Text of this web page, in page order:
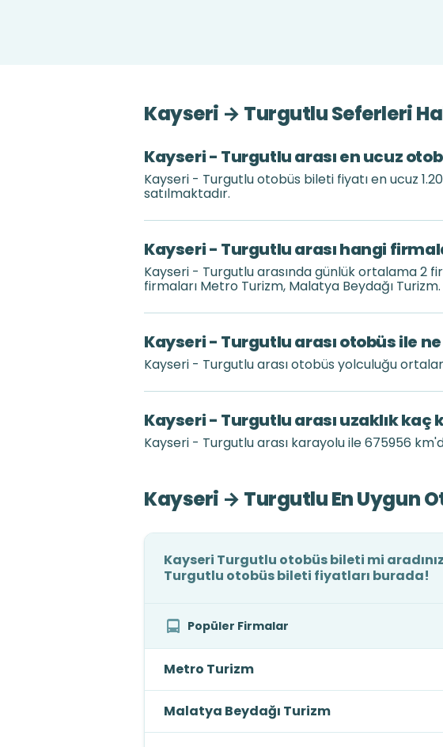
Kayseri → Turgutlu Seferleri
Kayseri - Turgutlu arası en ucuz
Kayseri - Turgutlu otobüs bileti fiyatı en ucuz
satılmaktadır.
Kayseri - Turgutlu arası hangi
Kayseri - Turgutlu arasında günlük ortalama 2
firmaları Metro Turizm, Malatya Beydağı Turizm.
Kayseri - Turgutlu arası otobüs ile
Kayseri - Turgutlu arası otobüs yolculuğu
Kayseri - Turgutlu arası uzaklık kaç
Kayseri - Turgutlu arası karayolu ile 675956
Kayseri → Turgutlu En Uygun
Kayseri Turgutlu otobüs bileti mi
Turgutlu otobüs bileti fiyatları burada!
Popüler Firmalar
Metro Turizm
Malatya Beydağı Turizm